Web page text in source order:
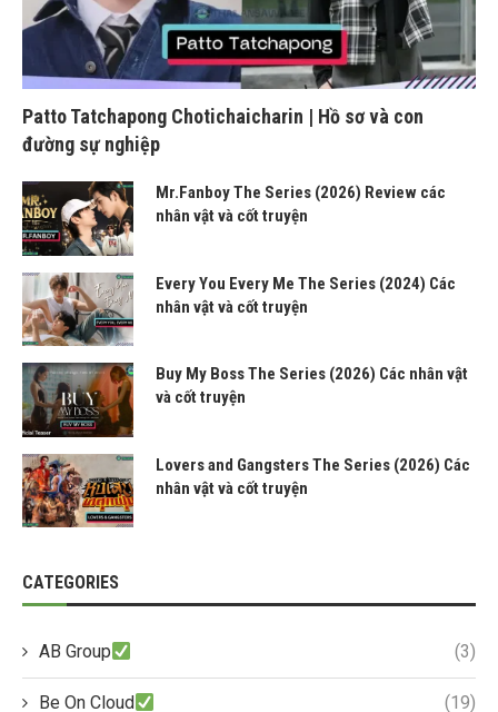
Patto Tatchapong Chotichaicharin | Hồ sơ và con
đường sự nghiệp
Mr.Fanboy The Series (2026) Review các
nhân vật và cốt truyện
Every You Every Me The Series (2024) Các
nhân vật và cốt truyện
Buy My Boss The Series (2026) Các nhân vật
và cốt truyện
Lovers and Gangsters The Series (2026) Các
nhân vật và cốt truyện
CATEGORIES
AB Group (3)
Be On Cloud (19)